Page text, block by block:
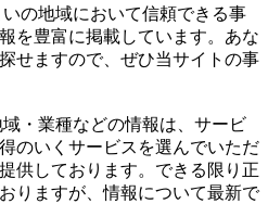
の地域において信頼できる事
を豊富に掲載しています。あな
せますので、ぜひ当サイトの事
・業種などの情報は、サービ
のいくサービスを選んでいただ
供しております。できる限り正
りますが、情報について最新で